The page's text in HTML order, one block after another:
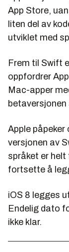
App Store,
liten del av
utviklet med
Frem til Swift
oppfordrer
Mac-apper
betaversjonen
Apple påpeker
versjonen av
språket er
fortsette å
iOS 8 legges
Endelig dato
ikke klar.